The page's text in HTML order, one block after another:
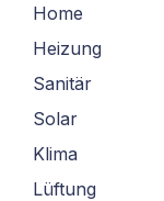
Home
Heizung
Sanitär
Solar
Klima
Lüftung